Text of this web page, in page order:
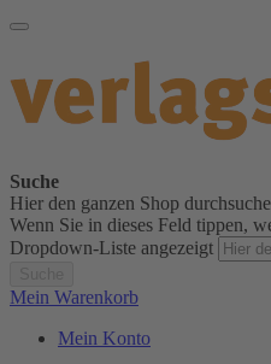
Suche
Hier den ganzen Shop
Wenn Sie in dieses Feld tippen,
Dropdown-Liste angezeigt
Mein Warenkorb
Mein Konto